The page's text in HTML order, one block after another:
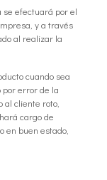
se efectuará por el
y a través
al realizar la
cuando sea
error de la
cliente roto,
cargo de
en buen estado,